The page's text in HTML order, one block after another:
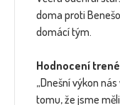
doma proti
domácí tým.
Hodnocení
„Dnešní výkon
tomu, že jsme